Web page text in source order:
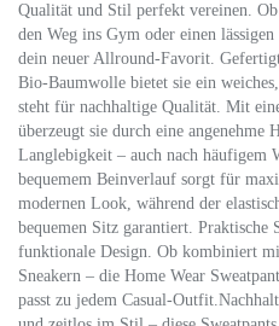
Qualität und Stil perfekt vereinen.
den Weg ins Gym oder einen
dein neuer Allround-Favorit.
Bio-Baumwolle bietet sie ein
steht für nachhaltige Qualität. Mit
überzeugt sie durch eine angenehme
Langlebigkeit – auch nach häufigem
bequemem Beinverlauf sorgt für
modernen Look, während der
bequemen Sitz garantiert. Praktische
funktionale Design. Ob kombiniert
Sneakern – die Home Wear
passt zu jedem Casual-